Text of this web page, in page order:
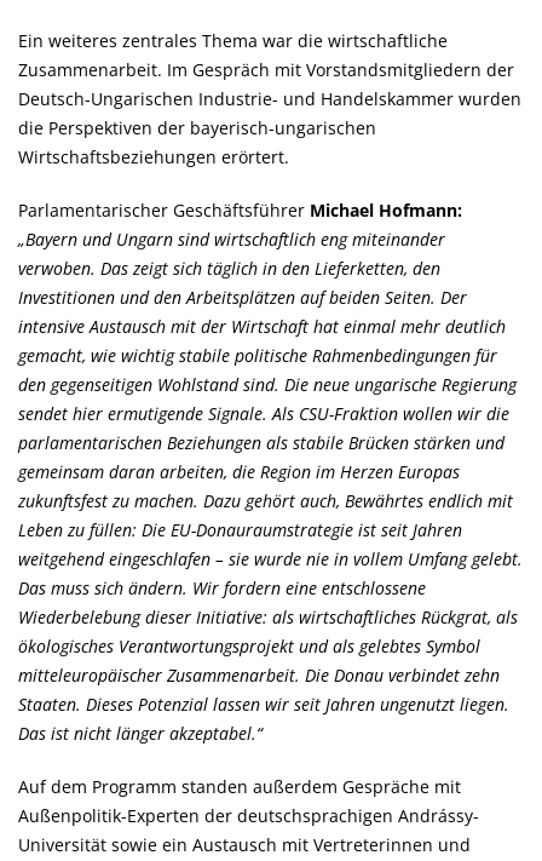
Ein weiteres zentrales Thema war die wirtschaftliche
Zusammenarbeit. Im Gespräch mit Vorstandsmitgliedern der
Deutsch-Ungarischen Industrie- und Handelskammer wurden
die Perspektiven der bayerisch-ungarischen
Wirtschaftsbeziehungen erörtert.
Parlamentarischer Geschäftsführer Michael Hofmann:
Bayern und Ungarn sind wirtschaftlich eng miteinander
verwoben. Das zeigt sich täglich in den Lieferketten, den
Investitionen und den Arbeitsplätzen auf beiden Seiten. Der
intensive Austausch mit der Wirtschaft hat einmal mehr deutlich
gemacht, wie wichtig stabile politische Rahmenbedingungen für
den gegenseitigen Wohlstand sind. Die neue ungarische Regierung
sendet hier ermutigende Signale. Als CSU-Fraktion wollen wir die
parlamentarischen Beziehungen als stabile Brücken stärken und
gemeinsam daran arbeiten, die Region im Herzen Europas
zukunftsfest zu machen. Dazu gehört auch, Bewährtes endlich mit
Leben zu füllen: Die EU-Donauraumstrategie ist seit Jahren
weitgehend eingeschlafen – sie wurde nie in vollem Umfang gelebt.
Das muss sich ändern. Wir fordern eine entschlossene
Wiederbelebung dieser Initiative: als wirtschaftliches Rückgrat, als
ökologisches Verantwortungsprojekt und als gelebtes Symbol
mitteleuropäischer Zusammenarbeit. Die Donau verbindet zehn
Staaten. Dieses Potenzial lassen wir seit Jahren ungenutzt liegen.
Das ist nicht länger akzeptabel.“
Auf dem Programm standen außerdem Gespräche mit
Außenpolitik-Experten der deutschsprachigen Andrássy-
Universität sowie ein Austausch mit Vertreterinnen und